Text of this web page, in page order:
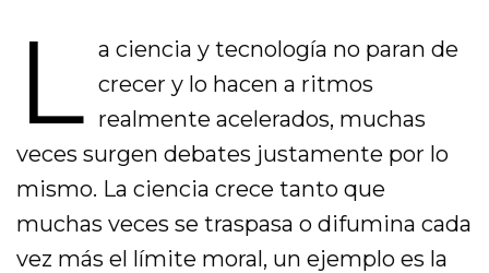
L a ciencia y tecnología no paran de
crecer y lo hacen a ritmos
realmente acelerados, muchas
veces surgen debates justamente por lo
mismo. La ciencia crece tanto que
muchas veces se traspasa o difumina cada
vez más el límite moral, un ejemplo es la